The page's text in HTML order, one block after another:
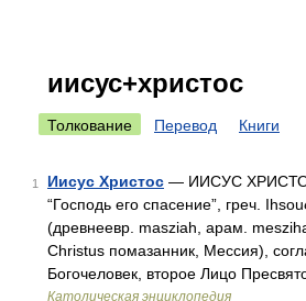
иисус+христос
Толкование Перевод Книги
1 Иисус Христос — ИИСУС
“Господь его спасение”, греч.
(древнеевр. masziah, арам.
Christus помазанник, Мессия),
Богочеловек, второе Лицо
Католическая энциклопедия